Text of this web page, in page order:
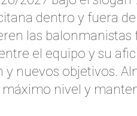
dentro y fuera
las
el equipo y su
nuevos objetivos.
máximo nivel y